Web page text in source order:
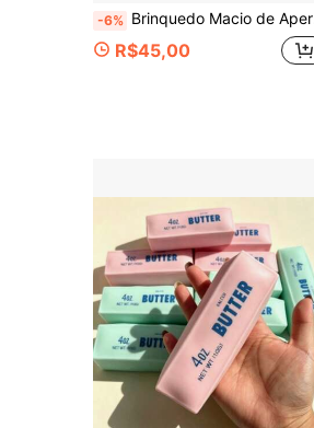
-6% Brinquedo Macio de Apertar com Formato, Bola de Alívio de Estresse TPR com Rebote Lento, Brinquedo Macio Compressível de Apertar, Brinquedo Criativo de Alívio de Estresse para Adultos, Brinquedos Fidget Squishy
R$45,00